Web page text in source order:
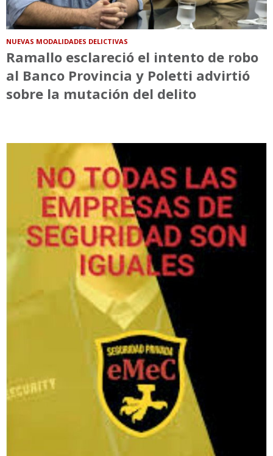
NUEVAS MODALIDADES DELICTIVAS
Ramallo esclareció el intento de robo
al Banco Provincia y Poletti advirtió
sobre la mutación del delito